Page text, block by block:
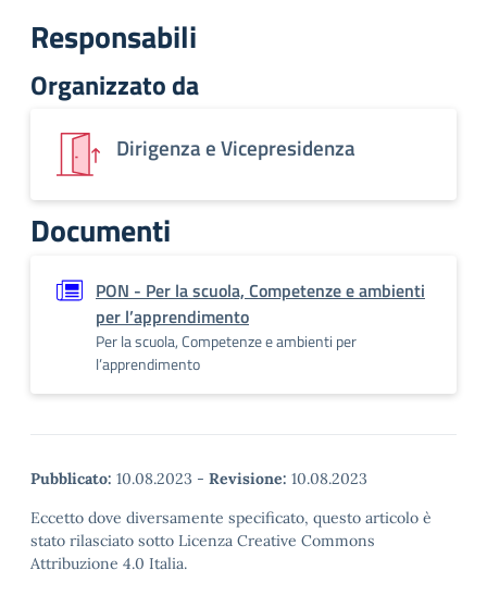
Responsabili
Organizzato da
Dirigenza e Vicepresidenza
Documenti
PON - Per la scuola, Competenze e ambienti
per l’apprendimento
Per la scuola, Competenze e ambienti per
l’apprendimento
Pubblicato: 10.08.2023 - Revisione: 10.08.2023
Eccetto dove diversamente specificato, questo articolo è
stato rilasciato sotto Licenza Creative Commons
Attribuzione 4.0 Italia.